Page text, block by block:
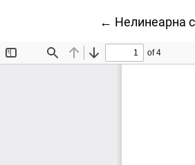
← Povratak na
Нелинеарна